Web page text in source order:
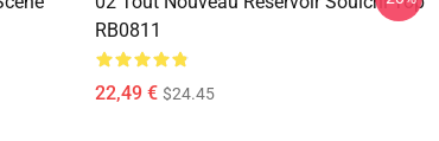
RB0811
22,49 € $24.45